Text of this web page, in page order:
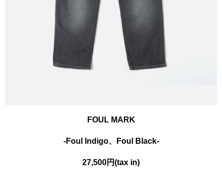
FOUL MARK
-Foul Indigo、 Foul Black-
27,500円(tax in)